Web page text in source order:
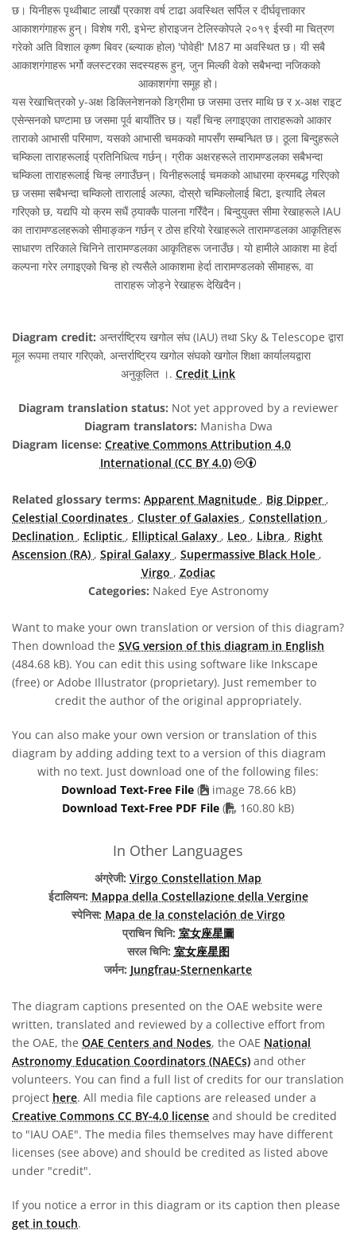
छ। यिनीहरू पृथ्वीबाट लाखौं प्रकाश वर्ष टाढा अवस्थित सर्पिल र दीर्घवृत्ताकार
आकाशगंगाहरू हुन्। विशेष गरी, इभेन्ट होराइजन टेलिस्कोपले २०१९ ईस्वी मा चित्रण
गरेको अति विशाल कृष्ण बिवर (ब्ल्याक होल) 'पोवेही' M87 मा अवस्थित छ। यी सबै
आकाशगंगाहरू भर्गो क्लस्टरका सदस्यहरू हुन्, जुन मिल्की वेको सबैभन्दा नजिकको
आकाशगंगा समूह हो।
यस रेखाचित्रको y-अक्ष डिक्लिनेशनको डिग्रीमा छ जसमा उत्तर माथि छ र x-अक्ष राइट
एसेन्सनको घण्टामा छ जसमा पूर्व बायाँतिर छ। यहाँ चिन्ह लगाइएका ताराहरूको आकार
ताराको आभासी परिमाण, यसको आभासी चमकको मापसँग सम्बन्धित छ। ठूला बिन्दुहरूले
चम्किला ताराहरूलाई प्रतिनिधित्व गर्छन्। ग्रीक अक्षरहरूले तारामण्डलका सबैभन्दा
चम्किला ताराहरूलाई चिन्ह लगाउँछन्। यिनीहरूलाई चमकको आधारमा क्रमबद्ध गरिएको
छ जसमा सबैभन्दा चम्किलो तारालाई अल्फा, दोस्रो चम्किलोलाई बिटा, इत्यादि लेबल
गरिएको छ, यद्यपि यो क्रम सधैं ठ्याक्कै पालना गरिँदैन। बिन्दुयुक्त सीमा रेखाहरूले IAU
का तारामण्डलहरूको सीमाङ्कन गर्छन् र ठोस हरियो रेखाहरूले तारामण्डलका आकृतिहरू
साधारण तरिकाले चिनिने तारामण्डलका आकृतिहरू जनाउँछ। यो हामीले आकाश मा हेर्दा
कल्पना गरेर लगाइएको चिन्ह हो त्यसैले आकाशमा हेर्दा तारामण्डलको सीमाहरू, वा
ताराहरू जोड्ने रेखाहरू देखिदैन।
Diagram credit: अन्तर्राष्ट्रिय खगोल संघ (IAU) तथा Sky & Telescope द्वारा
मूल रूपमा तयार गरिएको, अन्तर्राष्ट्रिय खगोल संघको खगोल शिक्षा कार्यालयद्वारा
अनुकूलित ।. Credit Link
Diagram translation status: Not yet approved by a reviewer
Diagram translators: Manisha Dwa
Diagram license: Creative Commons Attribution 4.0
International (CC BY 4.0)
Creative
Related glossary terms: Apparent Magnitude , Big Dipper ,
Celestial Coordinates , Cluster of Galaxies , Constellation ,
Declination , Ecliptic , Elliptical Galaxy , Leo , Libra , Right
Ascension (RA) , Spiral Galaxy , Supermassive Black Hole ,
Virgo , Zodiac
Categories: Naked Eye Astronomy
Want to make your own translation or version of this diagram?
Then download the SVG version of this diagram in English
(484.68 kB). You can edit this using software like Inkscape
(free) or Adobe Illustrator (proprietary). Just remember to
credit the author of the original appropriately.
You can also make your own version or translation of this
diagram by adding adding text to a version of this diagram
with no text. Just download one of the following files:
Download Text-Free File( image 78.66 kB)
Download Text-Free PDF File ( PDF file
160.80 kB)
In Other Languages
अंग्रेजी: Virgo Constellation Map
ईटालियन: Mappa della Costellazione della Vergine
स्पेनिस: Mapa de la constelación de Virgo
प्राचिन चिनि: 室女座星圖
सरल चिनि: 室女座星图
जर्मन: Jungfrau-Sternenkarte
The diagram captions presented on the OAE website were
written, translated and reviewed by a collective effort from
the OAE, the OAE Centers and Nodes, the OAE National
Astronomy Education Coordinators (NAECs) and other
volunteers. You can find a full list of credits for our translation
project here. All media file captions are released under a
Creative Commons CC BY-4.0 license and should be credited
to "IAU OAE". The media files themselves may have different
licenses (see above) and should be credited as listed above
under "credit".
If you notice a error in this diagram or its caption then please
get in touch.